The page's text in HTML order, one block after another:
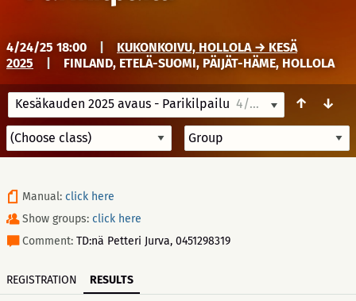
4/24/25 18:00
KUKONKOIVU, HOLLOLA → KESÄ
2025
FINLAND, ETELÄ-SUOMI, PÄIJÄT-HÄME, HOLLOLA
Kesäkauden 2025 avaus - Parikilpailu 4/24/25 18:00 ↑ ↓
Manual: click here
Show groups: click here
Comment: TD:nä Petteri Jurva, 0451298319
REGISTRATION RESULTS